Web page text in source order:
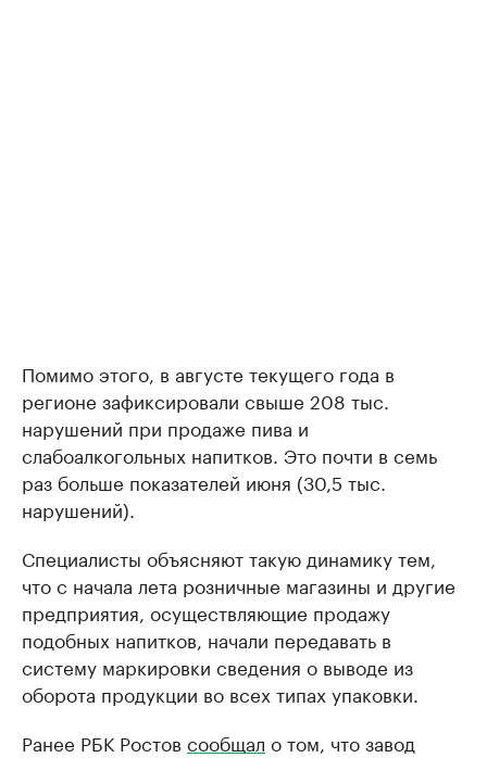
Помимо этого, в августе текущего года в
регионе зафиксировали свыше 208 тыс.
нарушений при продаже пива и
слабоалкогольных напитков. Это почти в семь
раз больше показателей июня (30,5 тыс.
нарушений).
Специалисты объясняют такую динамику тем,
что с начала лета розничные магазины и другие
предприятия, осуществляющие продажу
подобных напитков, начали передавать в
систему маркировки сведения о выводе из
оборота продукции во всех типах упаковки.
Ранее РБК Ростов сообщал о том, что завод